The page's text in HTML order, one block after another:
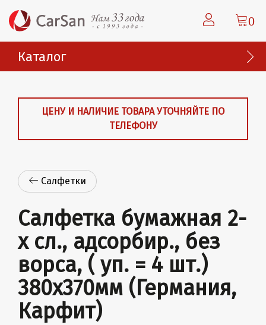
0
Каталог
ЦЕНУ И НАЛИЧИЕ ТОВАРА УТОЧНЯЙТЕ ПО
ТЕЛЕФОНУ
Салфетки
Салфетка бумажная 2-
х сл., адсорбир., без
ворса, ( уп. = 4 шт.)
380х370мм (Германия,
Карфит)